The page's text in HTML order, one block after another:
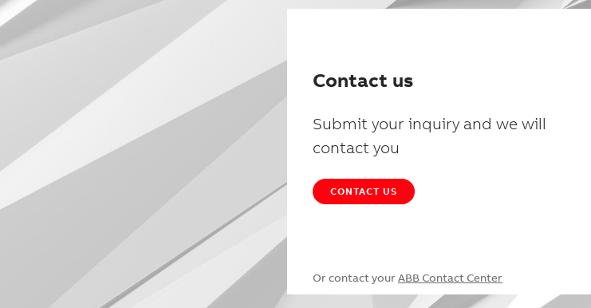
Contact us
Submit your inquiry and we will
contact you
CONTACT US
Or contact your ABB Contact Center